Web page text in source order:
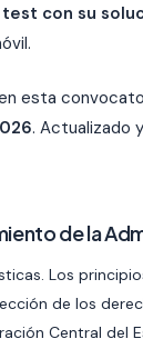
con su
esta
. Actualizado
de la
Los
de los
Central del